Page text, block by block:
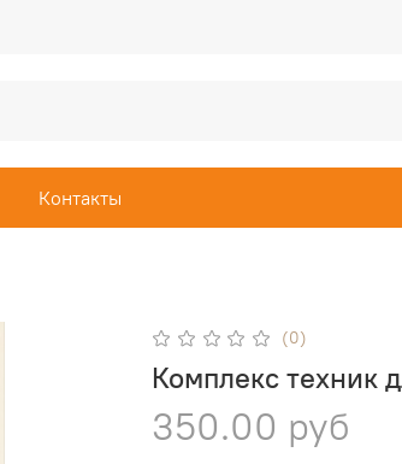
Контакты
(0)
Комплекс техник
350.00 руб